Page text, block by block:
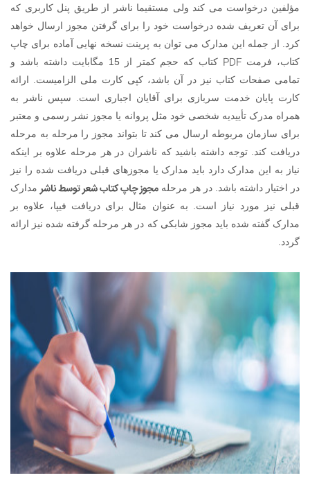
مؤلفین درخواست می کند ولی مستقیما ناشر از طریق پنل کاربری که
برای آن تعریف شده درخواست خود را برای گرفتن مجوز ارسال خواهد
کرد. از جمله این مدارک می توان به پرینت نسخه نهایی آماده برای چاپ
کتاب، فرمت PDF
کتاب که حجم کمتر از 15 مگابایت داشته باشد و
تمامی صفحات کتاب نیز در آن باشد، کپی کارت ملی الزامیست. ارائه
کارت پایان خدمت سربازی برای آقایان اجباری است. سپس ناشر به
همراه مدرک تأییدیه شخصی خود مثل پروانه یا مجوز نشر رسمی و معتبر
برای سازمان مربوطه ارسال می کند تا بتواند مجوز را مرحله به مرحله
دریافت کند. توجه داشته باشید که ناشران در هر مرحله علاوه بر اینکه
نیاز به این مدارک دارد باید مدارک یا مجوزهای قبلی دریافت شده را نیز
در اختیار داشته باشد. در هر مرحله مجوز چاپ کتاب شعر توسط ناشر مدارک
قبلی نیز مورد نیاز است. به عنوان مثال برای دریافت فیپا، علاوه بر
مدارک گفته شده باید مجوز شابکی که در هر مرحله گرفته شده نیز ارائه
گردد.